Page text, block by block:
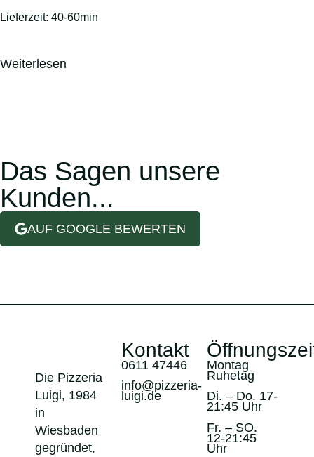
Lieferzeit: 40-60min
Weiterlesen
Das Sagen unsere
Kunden...
AUF GOOGLE BEWERTEN
Die Pizzeria
Luigi, 1984
in
Wiesbaden
gegründet,
Kontakt
0611 47446
info@pizzeria-
luigi.de
Montag
Ruhetag
Di. – Do. 17-
21:45 Uhr
Fr. – SO.
12-21:45
Uhr